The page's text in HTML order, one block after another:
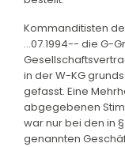
Kommanditisten
...07.1994-- die G-
in der W-KG
gefasst. Eine
abgegebenen
war nur bei den in
genannten